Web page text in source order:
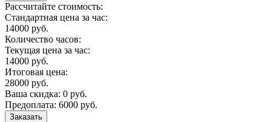
Рассчитайте стоимость:
Стандартная цена за час:
14000 руб.
Количество часов:
Текущая цена за час:
14000 руб.
Итоговая цена:
28000 руб.
Ваша скидка: 0 руб.
Предоплата: 6000 руб.
Заказать